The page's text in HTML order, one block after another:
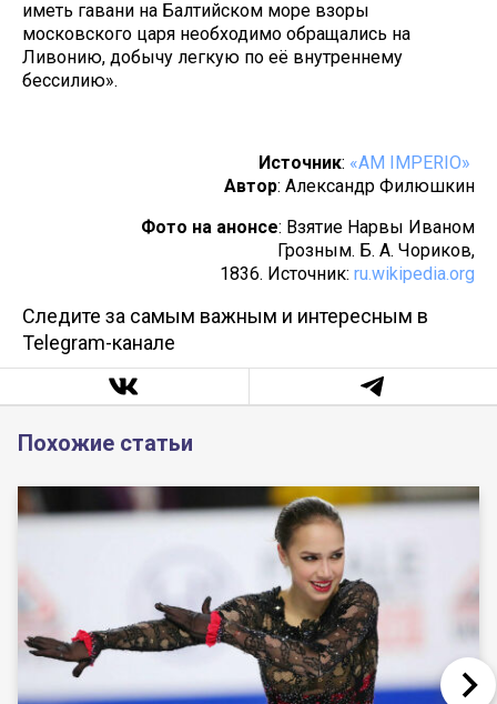
иметь гавани на Балтийском море взоры
московского царя необходимо обращались на
Ливонию, добычу легкую по её внутреннему
бессилию».
Источник: «AM IMPERIO»
Автор: Александр Филюшкин
Фото на анонсе: Взятие Нарвы Иваном
Грозным. Б. А. Чориков,
1836. Источник: ru.wikipedia.org
Следите за самым важным и интересным в
Telegram-канале
Похожие статьи